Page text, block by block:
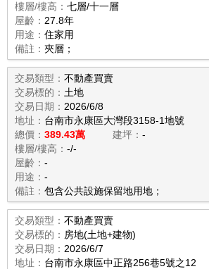
樓層/樓高： 七層/十一層
屋齡： 27.8年
用途： 住家用
備註： 夾層；
交易類型： 不動產買賣
交易標的： 土地
交易日期： 2026/6/8
地址： 台南市永康區大灣段3158-1地號
總價： 389.43萬 建坪： -
樓層/樓高： -/-
屋齡： -
用途： -
備註： 包含公共設施保留地用地；
交易類型： 不動產買賣
交易標的： 房地(土地+建物)
交易日期： 2026/6/7
地址： 台南市永康區中正路256巷5號之12